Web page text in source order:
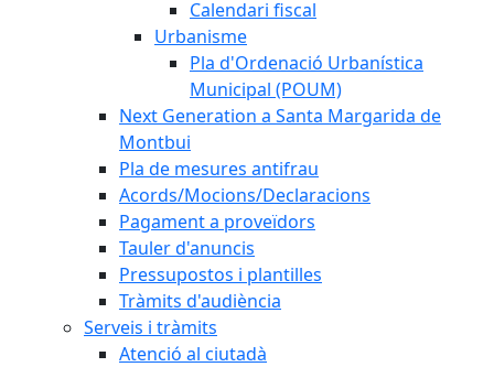
Calendari fiscal
Urbanisme
Pla d'Ordenació Urbanística
Municipal (POUM)
Next Generation a Santa Margarida de
Montbui
Pla de mesures antifrau
Acords/Mocions/Declaracions
Pagament a proveïdors
Tauler d'anuncis
Pressupostos i plantilles
Tràmits d'audiència
Serveis i tràmits
Atenció al ciutadà